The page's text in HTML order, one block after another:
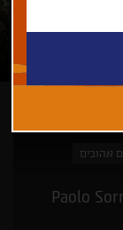
אהובים
Paolo